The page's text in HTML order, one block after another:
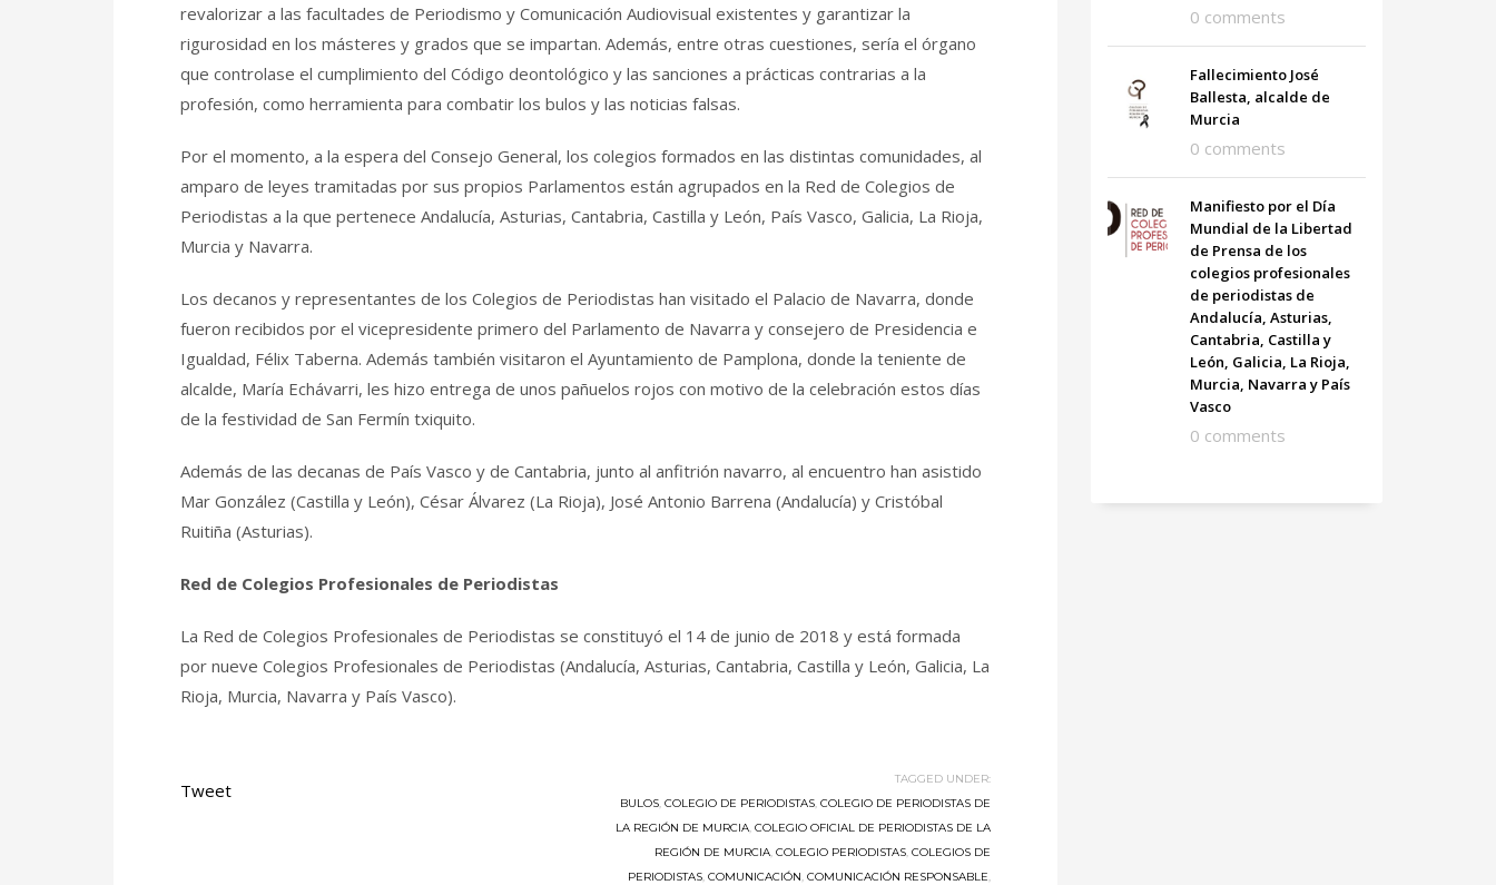
revalorizar a las facultades de Periodismo y Comunicación Audiovisual existentes y garantizar la
rigurosidad en los másteres y grados que se impartan. Además, entre otras cuestiones, sería el órgano
que controlase el cumplimiento del Código deontológico y las sanciones a prácticas contrarias a la
profesión, como herramienta para combatir los bulos y las noticias falsas.
Por el momento, a la espera del Consejo General, los colegios formados en las distintas comunidades, al
amparo de leyes tramitadas por sus propios Parlamentos están agrupados en la Red de Colegios de
Periodistas a la que pertenece Andalucía, Asturias, Cantabria, Castilla y León, País Vasco, Galicia, La Rioja,
Murcia y Navarra.
Los decanos y representantes de los Colegios de Periodistas han visitado el Palacio de Navarra, donde
fueron recibidos por el vicepresidente primero del Parlamento de Navarra y consejero de Presidencia e
Igualdad, Félix Taberna. Además también visitaron el Ayuntamiento de Pamplona, donde la teniente de
alcalde, María Echávarri, les hizo entrega de unos pañuelos rojos con motivo de la celebración estos días
de la festividad de San Fermín txiquito.
Además de las decanas de País Vasco y de Cantabria, junto al anfitrión navarro, al encuentro han asistido
Mar González (Castilla y León), César Álvarez (La Rioja), José Antonio Barrena (Andalucía) y Cristóbal
Ruitiña (Asturias).
Red de Colegios Profesionales de Periodistas
La Red de Colegios Profesionales de Periodistas se constituyó el 14 de junio de 2018 y está formada
por nueve Colegios Profesionales de Periodistas (Andalucía, Asturias, Cantabria, Castilla y León, Galicia, La
Rioja, Murcia, Navarra y País Vasco).
Tweet
TAGGED UNDER:
BULOS, COLEGIO DE PERIODISTAS, COLEGIO DE PERIODISTAS DE
LA REGIÓN DE MURCIA, COLEGIO OFICIAL DE PERIODISTAS DE LA
REGIÓN DE MURCIA, COLEGIO PERIODISTAS, COLEGIOS DE
PERIODISTAS, COMUNICACIÓN, COMUNICACIÓN RESPONSABLE,
0 comments
Fallecimiento José
Ballesta, alcalde de
Murcia
0 comments
Manifiesto por el Día
Mundial de la Libertad
de Prensa de los
colegios profesionales
de periodistas de
Andalucía, Asturias,
Cantabria, Castilla y
León, Galicia, La Rioja,
Murcia, Navarra y País
Vasco
0 comments